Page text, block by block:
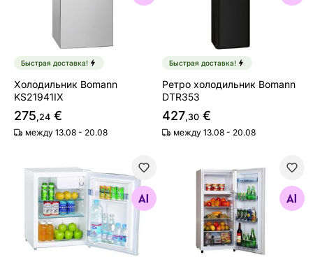
Быстрая доставка!
Холодильник Bomann
KS21941IX
275,24 €
между 13.08 - 20.08
Быстрая доставка!
Ретро холодильник Bomann
DTR353
427,30 €
между 13.08 - 20.08
Холодильник Frigelux CUBE72A
Найдите похожие
Холодильник Frigelux
Найдите похожие